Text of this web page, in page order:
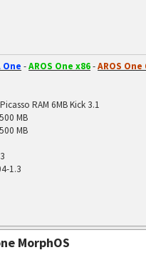
One -AROS One x86-AROS One
RAM 6MB Kick 3.1
MB
MB
1.3
MorphOS